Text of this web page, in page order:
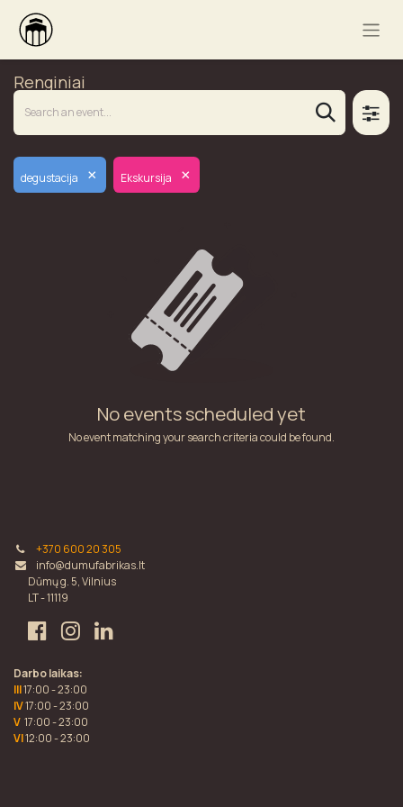
Renginiai
degustacija × Ekskursija ×
No events scheduled yet
No event matching your search criteria could be found.
+370 600 20 305
info@dumufabrikas.lt
Dūmų g. 5, Vilnius
LT - 11119
Darbo laikas:
III17:00 - 23:00
IV17:00 - 23:00
V 17:00 - 23:00
VI12:00 - 23:00